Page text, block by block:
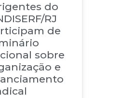
do
RJ
de
sobre
e